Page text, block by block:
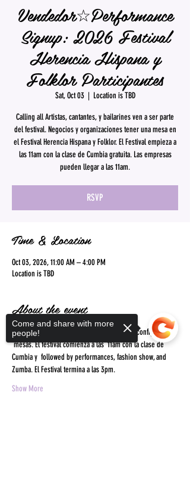
Vendedor☆Performance
Signup: 2026 Festival
Herencia Hispana y
Folklor Participantes
Sat, Oct 03
  |
Location is TBD
Calling all Artistas, cantantes, y bailarines ven a ser parte
del festival. Negocios y organizaciones tener una mesa en
el Festival Herencia Hispana y Folklor. El Festival empieza a
las 11am con la clase de Cumbia gratuita. Las empresas
pueden llegar a las 11am.
RSVP
Time & Location
Oct 03, 2026, 11:00 AM – 4:00 PM
Location is TBD
About the event
Las empresas pueden llegar a las 10am para configurar sus
mesas. El festival comienza a las  11am con la clase de
Cumbia y  followed by performances, fashion show, and
Zumba. El Festival termina a las 3pm.
Show More
Come and share with more
people!